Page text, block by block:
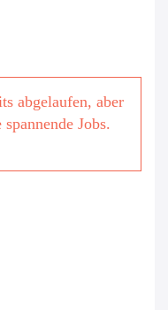
abgelaufen, aber
Jobs.